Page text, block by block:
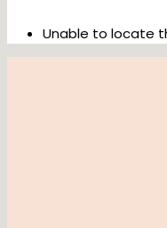
Unable to locate